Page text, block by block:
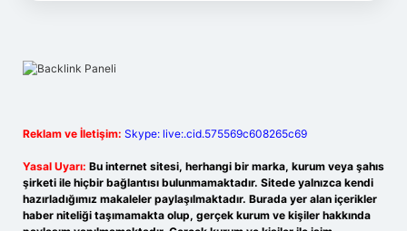
Reklam ve İletişim: Skype: live:.cid.575569c608265c69
Yasal Uyarı: Bu internet sitesi, herhangi bir marka, kurum veya şahıs
şirketi ile hiçbir bağlantısı bulunmamaktadır. Sitede yalnızca kendi
hazırladığımız makaleler paylaşılmaktadır. Burada yer alan içerikler
haber niteliği taşımamakta olup, gerçek kurum ve kişiler hakkında